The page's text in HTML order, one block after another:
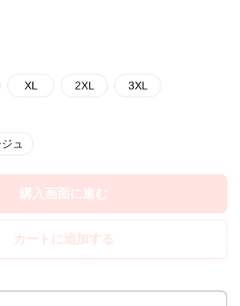
XL 2XL 3XL
ュ
購入画面に進む
カートに追加する